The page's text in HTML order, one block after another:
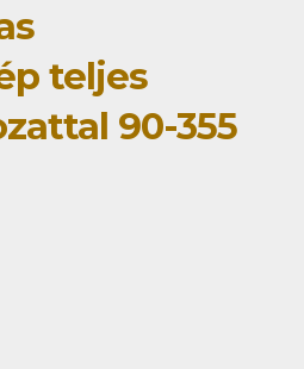
teljes
90-355